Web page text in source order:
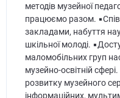
методів музейної
працюємо разом.
закладами, набуття
шкільної молоді.
маломобільних груп
музейно-освітній
розвитку музейного
інформаційних,